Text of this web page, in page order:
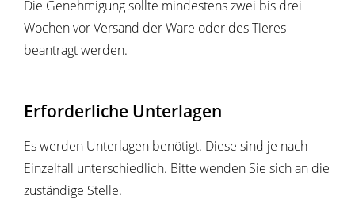
Die Genehmigung sollte mindestens zwei bis drei
Wochen vor Versand der Ware oder des Tieres
beantragt werden.
Erforderliche Unterlagen
Es werden Unterlagen benötigt. Diese sind je nach
Einzelfall unterschiedlich. Bitte wenden Sie sich an die
zuständige Stelle.